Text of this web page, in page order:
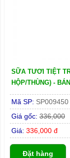
SỮA TƯƠI TIỆT
HỘP/THÙNG) -
Mã SP: SP009450
Giá gốc: 336,000
Giá: 336,000 đ
Đặt hàng